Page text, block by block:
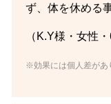
ず、体を休める
（K.Y様・女性・
※効果には個人差があ